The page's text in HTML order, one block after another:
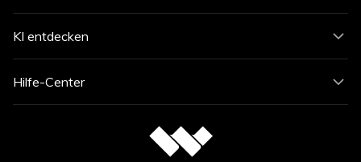
KI entdecken
Hilfe-Center